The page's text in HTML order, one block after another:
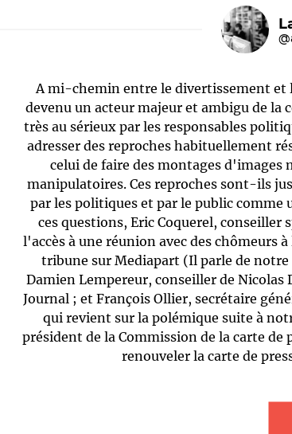
Le médiateur
A mi-chemin entre le divertissement et
devenu un acteur majeur et ambigu de
très au sérieux par les responsables
adresser des reproches habituellement
celui de faire des montages d'images
manipulatoires. Ces reproches sont-ils
par les politiques et par le public comme
ces questions, Eric Coquerel, conseiller
l'accès à une réunion avec des chômeurs
tribune sur Mediapart (Il parle de
Damien Lempereur, conseiller de
Journal ; et François Ollier, secrétaire
qui revient sur la polémique suite à
président de la Commission de la carte
renouveler la carte de